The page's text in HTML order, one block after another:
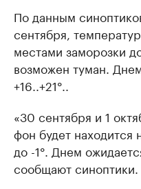
По данным
сентября,
местами заморозки
возможен туман.
+16..+21°..
«30 сентября и 1
фон будет находится
до -1°. Днем
сообщают синоптики.